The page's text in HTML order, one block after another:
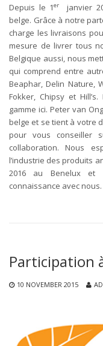
Depuis le 1er
janvier
belge. Grâce à notre
charge les livraisons
mesure de livrer tous
Belgique aussi, nous
qui comprend entre
Beaphar, Delin Nature,
Fokker, Chipsy et
gamme ici. Peter van
belge et se tient à votre
pour vous conseiller
collaboration. Nous
l’industrie des produits
2016 au Benelux et
connaissance avec nous.
Participation
10 NOVEMBER 2015